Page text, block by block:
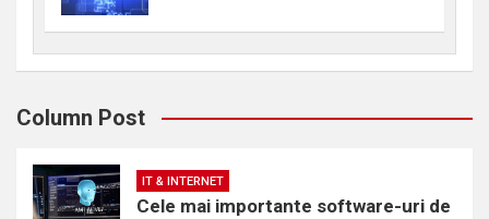
Column Post
IT & INTERNET
Cele mai importante software-uri de